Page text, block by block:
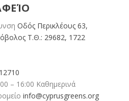
Οδός Περικλέους 63,
Τ.Θ.: 29682, 1722
– 16:00 Καθημερινά
info@cyprusgreens.org